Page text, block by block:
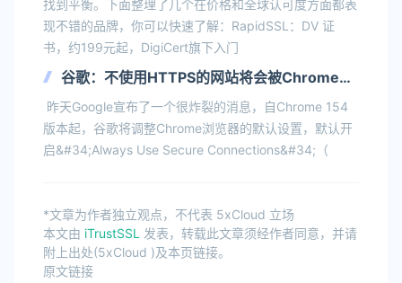
找到平衡。下面整理了几个在价格和全球认可度方面都表
现不错的品牌，你可以快速了解：RapidSSL：DV 证
书，约199元起，DigiCert旗下入门
谷歌：不使用HTTPS的网站将会被Chrome浏
览器默认拦截！
昨天Google宣布了一个很炸裂的消息，自Chrome 154
版本起，谷歌将调整Chrome浏览器的默认设置，默认开
启&#34;Always Use Secure Connections&#34;（
*文章为作者独立观点，不代表 5xCloud 立场
本文由 iTrustSSL
发表，转载此文章须经作者同意，并请
附上出处(5xCloud )及本页链接。
原文链接